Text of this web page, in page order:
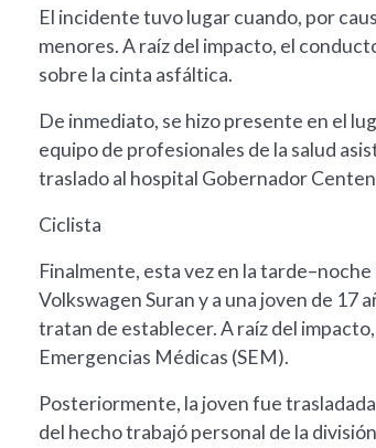
El incidente tuvo lugar cuando, por
menores. A raíz del impacto, el
sobre la cinta asfáltica.
De inmediato, se hizo presente en el
equipo de profesionales de la salud
traslado al hospital Gobernador
Ciclista
Finalmente, esta vez en la
Volkswagen Suran y a una joven de 17
tratan de establecer. A raíz del
Emergencias Médicas (SEM).
Posteriormente, la joven fue
del hecho trabajó personal de la